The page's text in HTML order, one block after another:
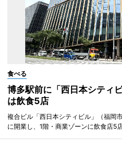
食べる
博多駅前に「西日本シティ
は飲食5店
複合ビル「西日本シティビル」（福岡
に開業し、1階・商業ゾーンに飲食店5